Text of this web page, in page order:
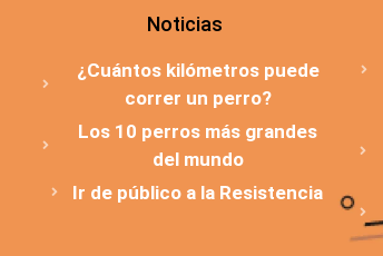
Noticias
¿Cuántos kilómetros puede
correr un perro?
Los 10 perros más grandes
del mundo
Ir de público a la Resistencia